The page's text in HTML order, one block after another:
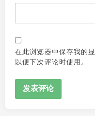
在此浏览器中保存我的
以便下次评论时使用。